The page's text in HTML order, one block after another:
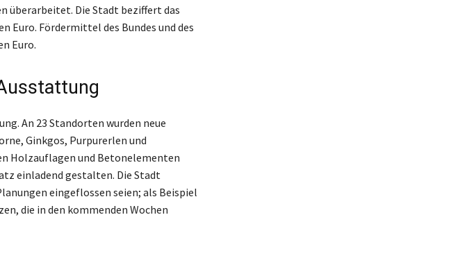
überarbeitet. Die Stadt beziffert das
Euro. Fördermittel des Bundes und des
Euro.
An 23 Standorten wurden neue
Ginkgos, Purpurerlen und
Holzauflagen und Betonelementen
einladend gestalten. Die Stadt
eingeflossen seien; als Beispiel
die in den kommenden Wochen